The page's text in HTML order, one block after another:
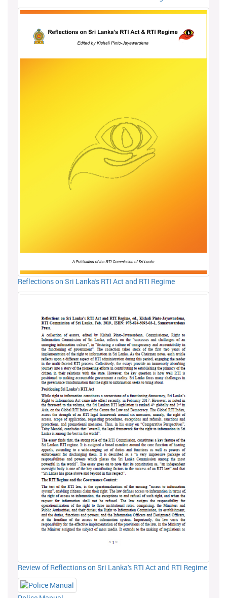
Reflections on Sri Lanka's RTI Act and RTI Regime
Review of Reflections on Sri Lanka's RTI Act and RTI Regime